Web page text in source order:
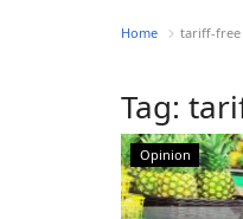
Home tariff-
Tag:
Opinion